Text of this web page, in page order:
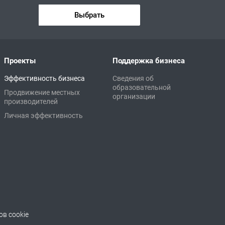
Выбрать
Проекты
Эффективность бизнеса
Продвижение местных
производителей
Личная эффективность
Поддержка бизнеса
Сведения об
образовательной
организации
cookie